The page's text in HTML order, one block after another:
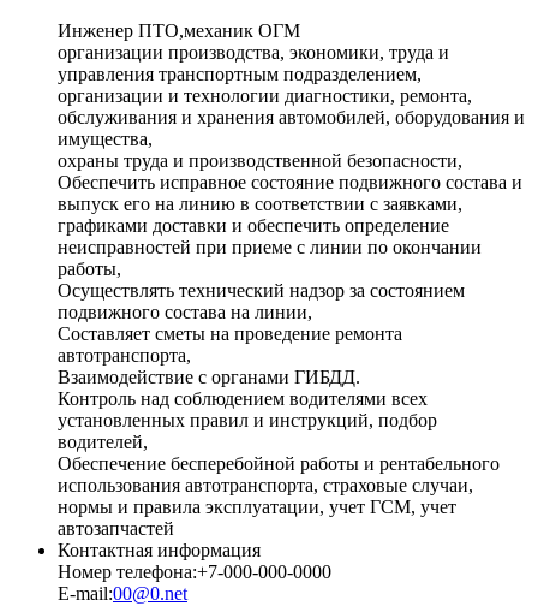
Инженер ПТО,механик ОГМ
организации производства, экономики, труда и
управления транспортным подразделением,
организации и технологии диагностики, ремонта,
обслуживания и хранения автомобилей, оборудования и
имущества,
охраны труда и производственной безопасности,
Обеспечить исправное состояние подвижного состава и
выпуск его на линию в соответствии с заявками,
графиками доставки и обеспечить определение
неисправностей при приеме с линии по окончании
работы,
Осуществлять технический надзор за состоянием
подвижного состава на линии,
Составляет сметы на проведение ремонта
автотранспорта,
Взаимодействие с органами ГИБДД.
Контроль над соблюдением водителями всех
установленных правил и инструкций, подбор
водителей,
Обеспечение бесперебойной работы и рентабельного
использования автотранспорта, страховые случаи,
нормы и правила эксплуатации, учет ГСМ, учет
автозапчастей
Контактная информация
Номер телефона:+7-000-000-0000
E-mail:00@0.net